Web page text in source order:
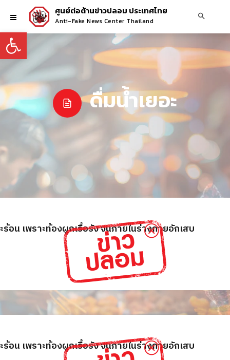
Open toolbar
ศูนย์ต่อต้านข่าวปลอม ประเทศไทย
Anti-Fake News Center Thailand
ดื่มน้ำเยอะ
อน เพราะท้องผูกเรื้อรัง จนภายในร่างกายอักเสบ
อน เพราะท้องผูกเรื้อรัง จนภายในร่างกายอักเสบ